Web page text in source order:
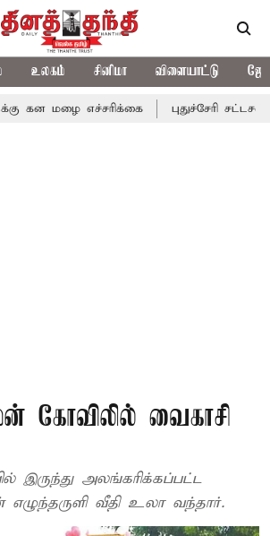
உலகம் சினிமா விளையாட்டு
எச்சரிக்கை புதுச்சேரி சட்டசபையில்
கோவிலில் வைகாசி
இருந்து அலங்கரிக்கப்பட்ட
எழுந்தருளி வீதி உலா வந்தார்.